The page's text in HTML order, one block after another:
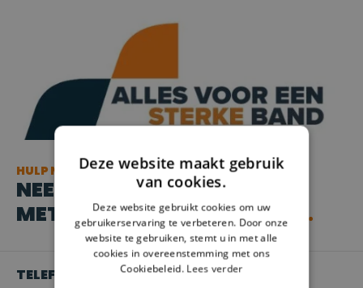
HULP NODIG?
NEEM CONTACT OP
MET ONZE KLANTENSERVICE
TELEFOON
Deze website maakt gebruik
van cookies.
Deze website gebruikt cookies om uw
gebruikerservaring te verbeteren. Door onze
website te gebruiken, stemt u in met alle
cookies in overeenstemming met ons
Cookiebeleid. Lees verder